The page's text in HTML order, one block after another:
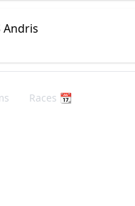
Andris
Races 📆